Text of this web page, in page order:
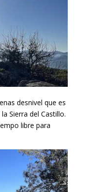
desnivel que es
Sierra del Castillo.
libre para